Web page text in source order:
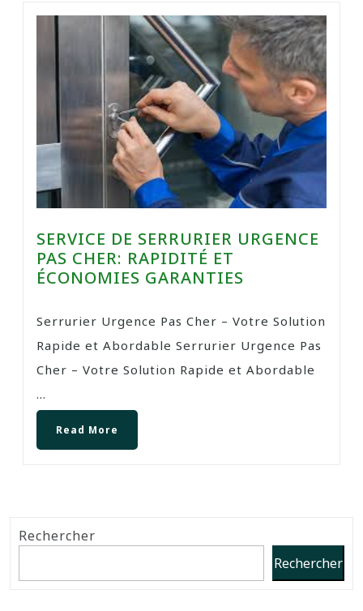
SERVICE DE SERRURIER URGENCE
PAS CHER: RAPIDITÉ ET
ÉCONOMIES GARANTIES
Serrurier Urgence Pas Cher – Votre Solution
Rapide et Abordable Serrurier Urgence Pas
Cher – Votre Solution Rapide et Abordable
...
Read More
Rechercher
Rechercher